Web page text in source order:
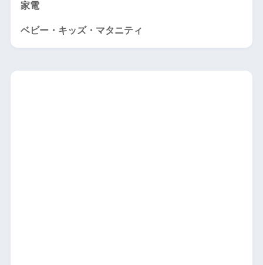
家電
ベビー・キッズ・マタニティ